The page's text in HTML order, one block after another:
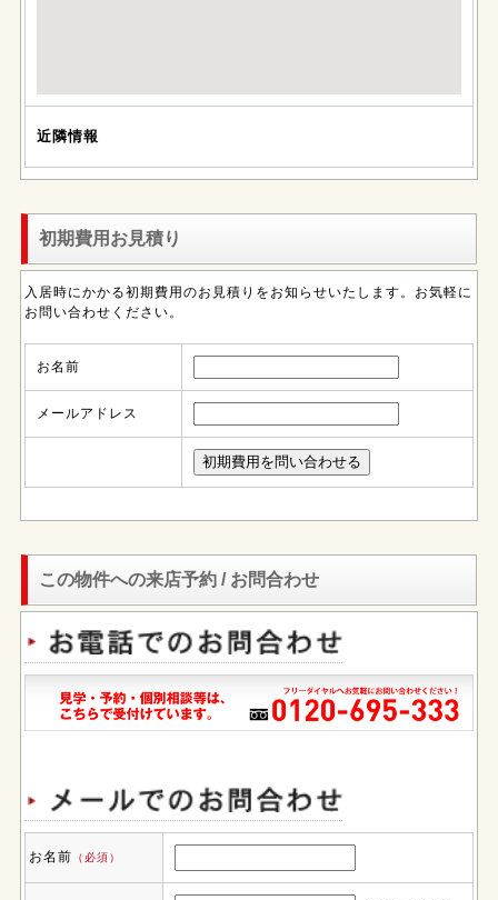
近隣情報
初期費用お見積り
入居時にかかる初期費用のお見積りをお知らせいたします。お気軽に
お問い合わせください。
お名前
メールアドレス
この物件への来店予約 / お問合わせ
お名前 （必須）